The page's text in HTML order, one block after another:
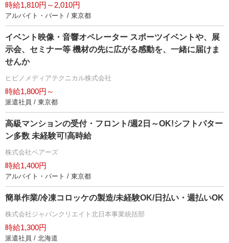
時給1,810円～2,010円
アルバイト・パート / 東京都
イベント映像・音響オペレーター スポーツイベントや、展
示会、セミナー等 機材の先に広がる感動を、一緒に届けま
せんか
ヒビノメディアテクニカル株式会社
時給1,800円～
派遣社員 / 東京都
高級マンションの受付・フロント/週2日～OK!シフトパター
ン多数 未経験可!高時給
株式会社ベアーズ
時給1,400円
アルバイト・パート / 東京都
簡単作業/冷凍コロッケの製造/未経験OK/日払い・週払いOK
株式会社ジャパンクリエイト北日本事業統括部
時給1,300円
派遣社員 / 北海道